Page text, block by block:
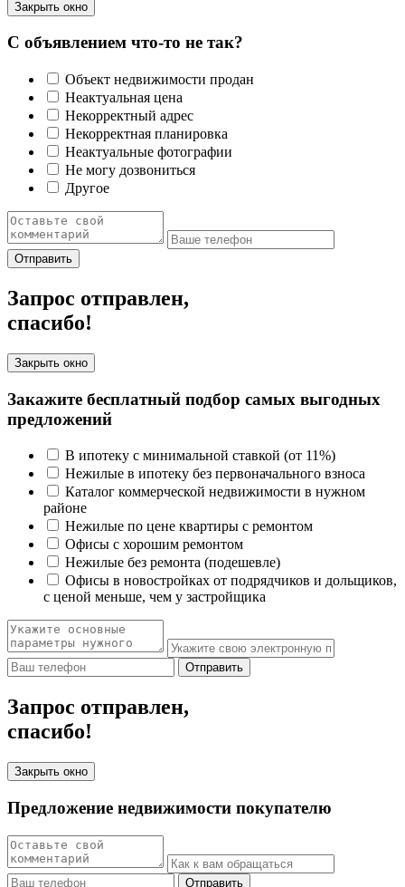
Закрыть окно
С объявлением что-то не так?
Объект недвижимости продан
Неактуальная цена
Некорректный адрес
Некорректная планировка
Неактуальные фотографии
Не могу дозвониться
Другое
Отправить
Запрос отправлен,
спасибо!
Закрыть окно
Закажите бесплатный подбор самых выгодных
предложений
В ипотеку с минимальной ставкой (от 11%)
Нежилые в ипотеку без первоначального взноса
Каталог коммерческой недвижимости в нужном
районе
Нежилые по цене квартиры с ремонтом
Офисы с хорошим ремонтом
Нежилые без ремонта (подешевле)
Офисы в новостройках от подрядчиков и дольщиков,
с ценой меньше, чем у застройщика
Отправить
Запрос отправлен,
спасибо!
Закрыть окно
Предложение недвижимости покупателю
Отправить